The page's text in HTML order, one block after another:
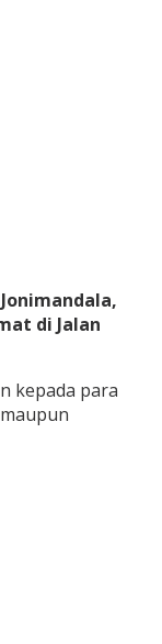
di Jalan
kepada para